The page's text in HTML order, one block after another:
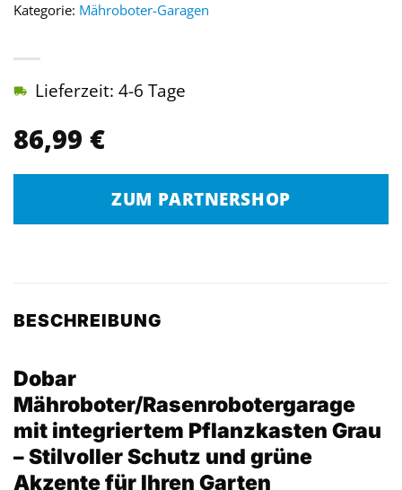
86,99 €
Lieferzeit: 4-6 Tage
ZUM PARTNERSHOP
Kategorie: Mähroboter-Garagen
BESCHREIBUNG
Dobar
Mähroboter/Rasenrobotergarage
mit integriertem Pflanzkasten Grau
– Stilvoller Schutz und grüne
Akzente für Ihren Garten